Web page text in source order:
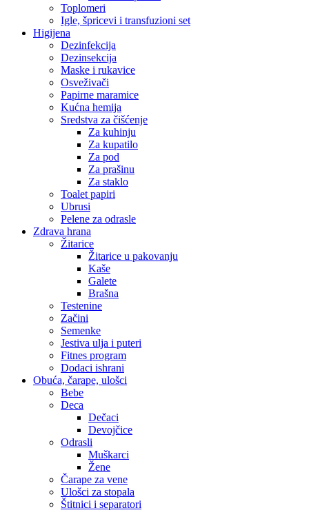
Toplomeri
Igle, špricevi i transfuzioni set
Higijena
Dezinfekcija
Dezinsekcija
Maske i rukavice
Osveživači
Papirne maramice
Kućna hemija
Sredstva za čišćenje
Za kuhinju
Za kupatilo
Za pod
Za prašinu
Za staklo
Toalet papiri
Ubrusi
Pelene za odrasle
Zdrava hrana
Žitarice
Žitarice u pakovanju
Kaše
Galete
Brašna
Testenine
Začini
Semenke
Jestiva ulja i puteri
Fitnes program
Dodaci ishrani
Obuća, čarape, ulošci
Bebe
Deca
Dečaci
Devojčice
Odrasli
Muškarci
Žene
Čarape za vene
Ulošci za stopala
Štitnici i separatori